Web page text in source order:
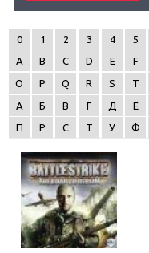
0 1 2 3 4 5
A
B C D E F
O
P Q R S T
А
Б В Г Д Е
П
Р С Т У Ф